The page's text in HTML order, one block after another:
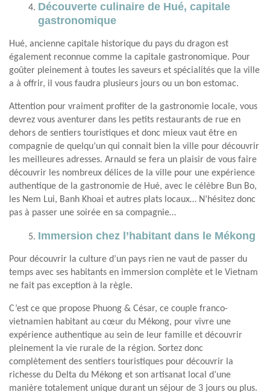
Découverte culinaire de Hué, capitale
gastronomique
Hué, ancienne capitale historique du pays du dragon est
également reconnue comme la capitale gastronomique. Pour
goûter pleinement à toutes les saveurs et spécialités que la ville
a à offrir, il vous faudra plusieurs jours ou un bon estomac.
Attention pour vraiment profiter de la gastronomie locale, vous
devrez vous aventurer dans les petits restaurants de rue en
dehors de sentiers touristiques et donc mieux vaut être en
compagnie de quelqu’un qui connait bien la ville pour découvrir
les meilleures adresses. Arnauld se fera un plaisir de vous faire
découvrir les nombreux délices de la ville pour une expérience
authentique de la gastronomie de Hué, avec le célèbre Bun Bo,
les Nem Lui, Banh Khoai et autres plats locaux… N’hésitez donc
pas à passer une soirée en sa compagnie…
Immersion chez l’habitant dans le Mékong
Pour découvrir la culture d’un pays rien ne vaut de passer du
temps avec ses habitants en immersion complète et le Vietnam
ne fait pas exception à la règle.
C’est ce que propose Phuong & César, ce couple franco-
vietnamien habitant au cœur du Mékong, pour vivre une
expérience authentique au sein de leur famille et découvrir
pleinement la vie rurale de la région. Sortez donc
complètement des sentiers touristiques pour découvrir la
richesse du Delta du Mékong et son artisanat local d’une
manière totalement unique durant un séjour de 3 jours ou plus.